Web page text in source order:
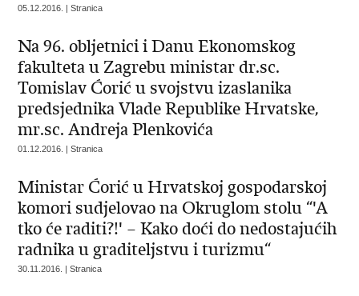
05.12.2016. | Stranica
Na 96. obljetnici i Danu Ekonomskog
fakulteta u Zagrebu ministar dr.sc.
Tomislav Ćorić u svojstvu izaslanika
predsjednika Vlade Republike Hrvatske,
mr.sc. Andreja Plenkovića
01.12.2016. | Stranica
Ministar Ćorić u Hrvatskoj gospodarskoj
komori sudjelovao na Okruglom stolu “'A
tko će raditi?!' – Kako doći do nedostajućih
radnika u graditeljstvu i turizmu“
30.11.2016. | Stranica